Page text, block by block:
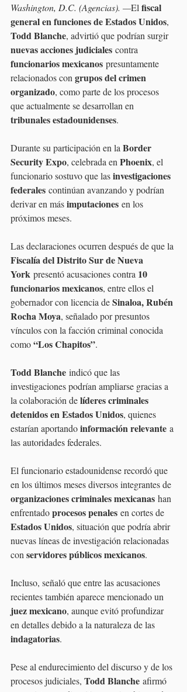
Washington, D.C. (Agencias). —El fiscal
general en funciones de Estados Unidos,
Todd Blanche, advirtió que podrían surgir
nuevas acciones judiciales contra
funcionarios mexicanos presuntamente
relacionados con grupos del crimen
organizado, como parte de los procesos
que actualmente se desarrollan en
tribunales estadounidenses.
Durante su participación en la Border
Security Expo, celebrada en Phoenix, el
funcionario sostuvo que las investigaciones
federales continúan avanzando y podrían
derivar en más imputaciones en los
próximos meses.
Las declaraciones ocurren después de que la
Fiscalía del Distrito Sur de Nueva
York presentó acusaciones contra 10
funcionarios mexicanos, entre ellos el
gobernador con licencia de Sinaloa, Rubén
Rocha Moya, señalado por presuntos
vínculos con la facción criminal conocida
como “Los Chapitos”.
Todd Blanche indicó que las
investigaciones podrían ampliarse gracias a
la colaboración de líderes criminales
detenidos en Estados Unidos, quienes
estarían aportando información relevante a
las autoridades federales.
El funcionario estadounidense recordó que
en los últimos meses diversos integrantes de
organizaciones criminales mexicanas han
enfrentado procesos penales en cortes de
Estados Unidos, situación que podría abrir
nuevas líneas de investigación relacionadas
con servidores públicos mexicanos.
Incluso, señaló que entre las acusaciones
recientes también aparece mencionado un
juez mexicano, aunque evitó profundizar
en detalles debido a la naturaleza de las
indagatorias.
Pese al endurecimiento del discurso y de los
procesos judiciales, Todd Blanche afirmó